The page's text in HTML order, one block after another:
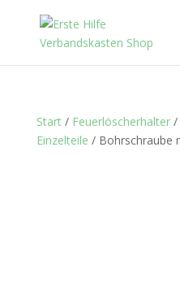
Start/ Feuerlöscherhalter/
Einzelteile / Bohrschraube